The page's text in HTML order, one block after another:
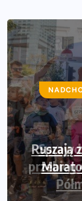
przebieg